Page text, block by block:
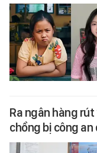
Ra ngân hàng
chồng bị công